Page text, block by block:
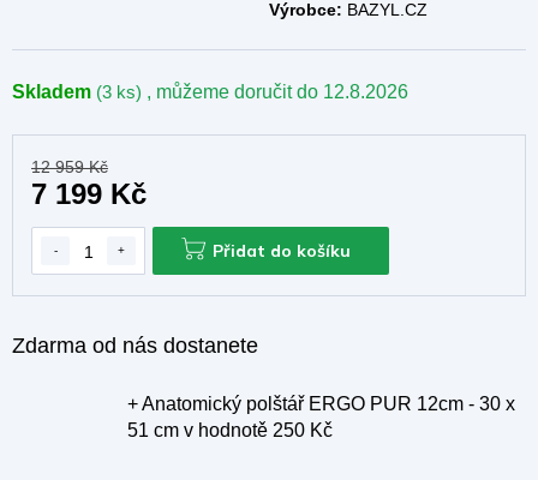
Skladem (3 ks) , můžeme doručit do 12.8.2026
Zdarma od nás dostanete
+ Anatomický polštář ERGO PUR 12cm - 30 x
51 cm v hodnotě 250 Kč
Výrobce: BAZYL.CZ
12 959 Kč
7 199 Kč
Přidat do košíku